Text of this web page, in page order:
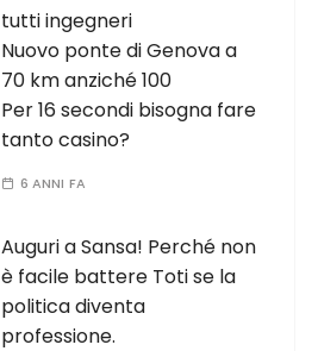
tutti ingegneri
Nuovo ponte di Genova a
70 km anziché 100
Per 16 secondi bisogna fare
tanto casino?
6 ANNI FA
Auguri a Sansa! Perché non
è facile battere Toti se la
politica diventa
professione.